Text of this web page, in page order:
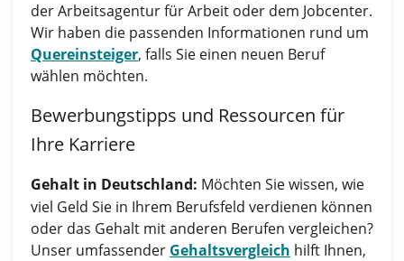
der Arbeitsagentur für Arbeit oder dem Jobcenter.
Wir haben die passenden Informationen rund um
Quereinsteiger, falls Sie einen neuen Beruf
wählen möchten.
Bewerbungstipps und Ressourcen für
Ihre Karriere
Gehalt in Deutschland: Möchten Sie wissen, wie
viel Geld Sie in Ihrem Berufsfeld verdienen können
oder das Gehalt mit anderen Berufen vergleichen?
Unser umfassender Gehaltsvergleich hilft Ihnen,